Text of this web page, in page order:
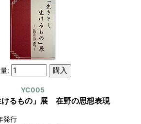
:
YC005
けるもの」展 在野の思想表現
発行